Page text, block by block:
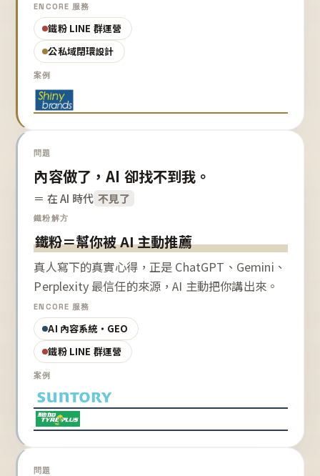
ENCORE 服務
鐵粉 LINE 群運營
公私域閉環設計
案例
問題
內容做了，AI 卻找不到我。
＝ 在 AI 時代 不見了
鐵粉解方
鐵粉＝幫你被 AI 主動推薦
真人寫下的真實心得，正是 ChatGPT、Gemini、
Perplexity 最信任的來源，AI 主動把你講出來。
ENCORE 服務
AI 內容系統・GEO
鐵粉 LINE 群運營
案例
問題